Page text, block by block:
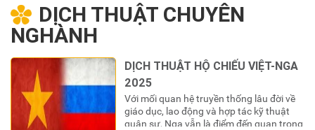
thương mại, du học và…
DỊCH THUẬT CHUYÊN
NGHÀNH
DỊCH THUẬT HỘ CHIẾU VIỆT-NGA
2025
Với mối quan hệ truyền thống lâu đời về
giáo dục, lao động và hợp tác kỹ thuật
quân sự, Nga vẫn là điểm đến quan trọng